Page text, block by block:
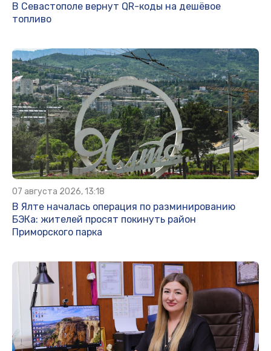
В Севастополе вернут QR-коды на дешёвое
топливо
07 августа 2026, 13:18
В Ялте началась операция по разминированию
БЭКа: жителей просят покинуть район
Приморского парка